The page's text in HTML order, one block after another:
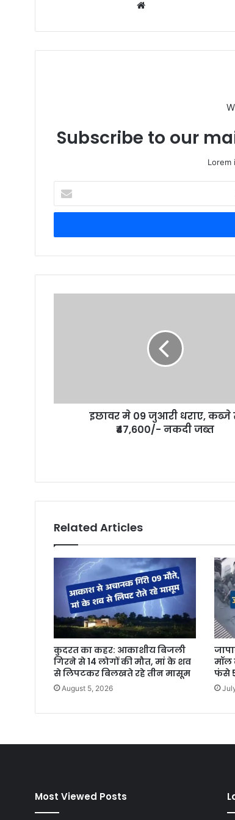
b
s
Subscribe to our
Lorem
t
r
u
r
इछावर मे 09 जुआरी धराए, कब्जे
₹47,600/- नकदी जब्त
Related Articles
कुदरत का कहर: आकाशीय बिजली
गिरने से 14 लोगों की मौत, मां के शव
से लिपटकर बिलखते रहे तीन मासूम
August 5, 2026
मॉल
फंसे
Most Viewed Posts